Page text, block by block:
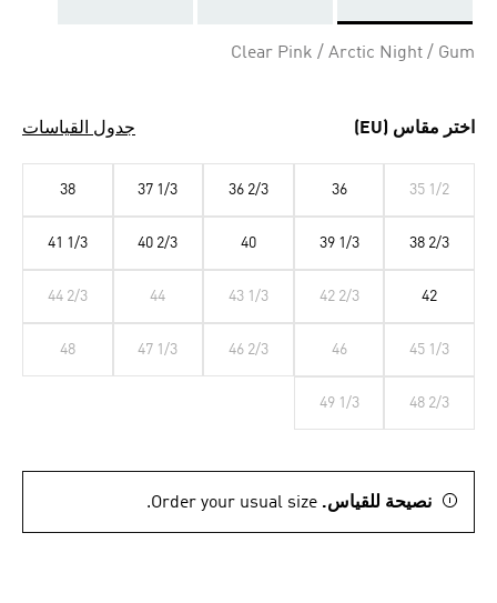
Clear Pink / Arctic Night / Gum
اختر مقاس (EU) جدول القياسات
35 1/2
36
36 2/3
37 1/3
38
38 2/3
39 1/3
40
40 2/3
41 1/3
42
42 2/3
43 1/3
44
44 2/3
45 1/3
46
46 2/3
47 1/3
48
48 2/3
49 1/3
نصيحة للقياس. Order your usual size.